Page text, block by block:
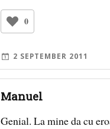
0
2 SEPTEMBER 2011
Manuel
Genial. La mine da cu